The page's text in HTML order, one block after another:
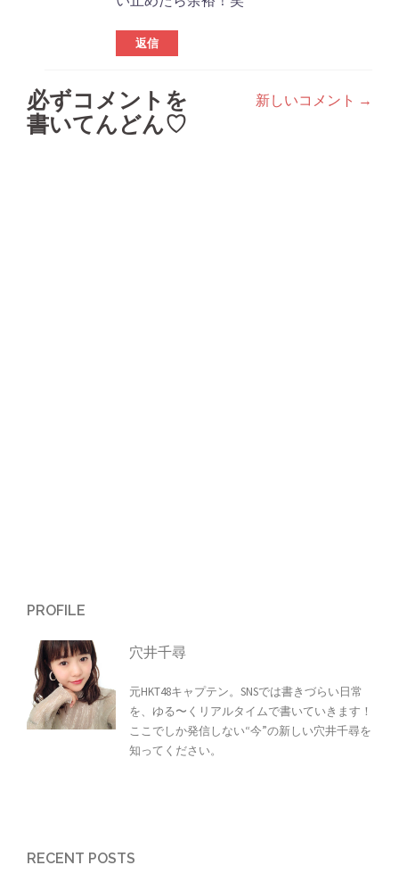
返信
コ
メ
新しいコメント →
必ずコメントを
書いてんどん♡
PROFILE
穴井千尋
元HKT48キャプテン。SNSでは書きづらい日常
を、ゆる〜くリアルタイムで書いていきます！
ここでしか発信しない“今”の新しい穴井千尋を
知ってください。
RECENT POSTS